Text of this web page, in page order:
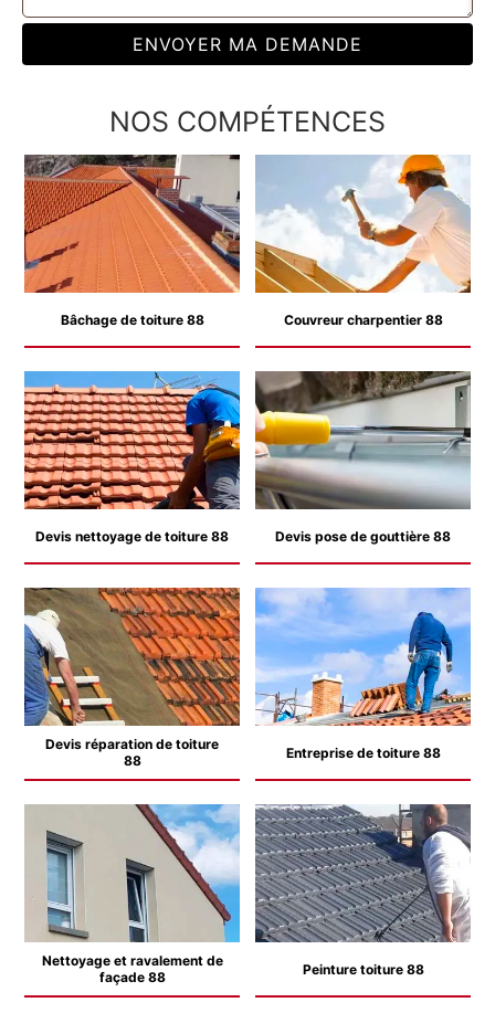
NOS COMPÉTENCES
Bâchage de toiture 88 Couvreur charpentier 88
Devis nettoyage de toiture 88 Devis pose de gouttière 88
Devis réparation de toiture
88
Entreprise de toiture 88
Nettoyage et ravalement de
façade 88
Peinture toiture 88